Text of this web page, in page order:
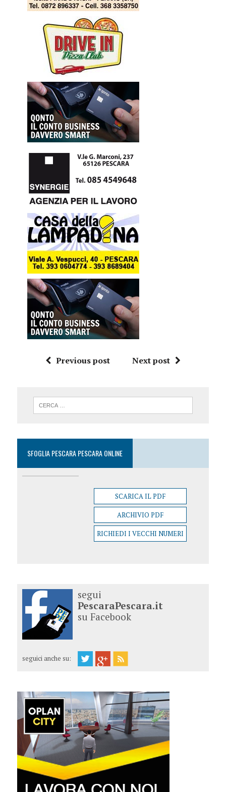
Previous post Next post
SFOGLIA PESCARA PESCARA ONLINE
SCARICA IL PDF
ARCHIVIO PDF
RICHIEDI I VECCHI NUMERI
segui
PescaraPescara.it
su Facebook
seguici anche su: